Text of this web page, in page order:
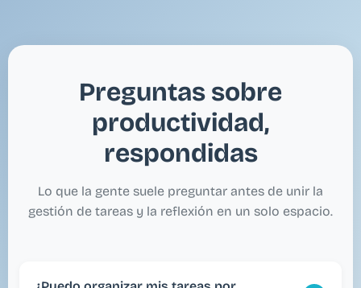
Preguntas sobre
productividad,
respondidas
Lo que la gente suele preguntar antes de unir la
gestión de tareas y la reflexión en un solo espacio.